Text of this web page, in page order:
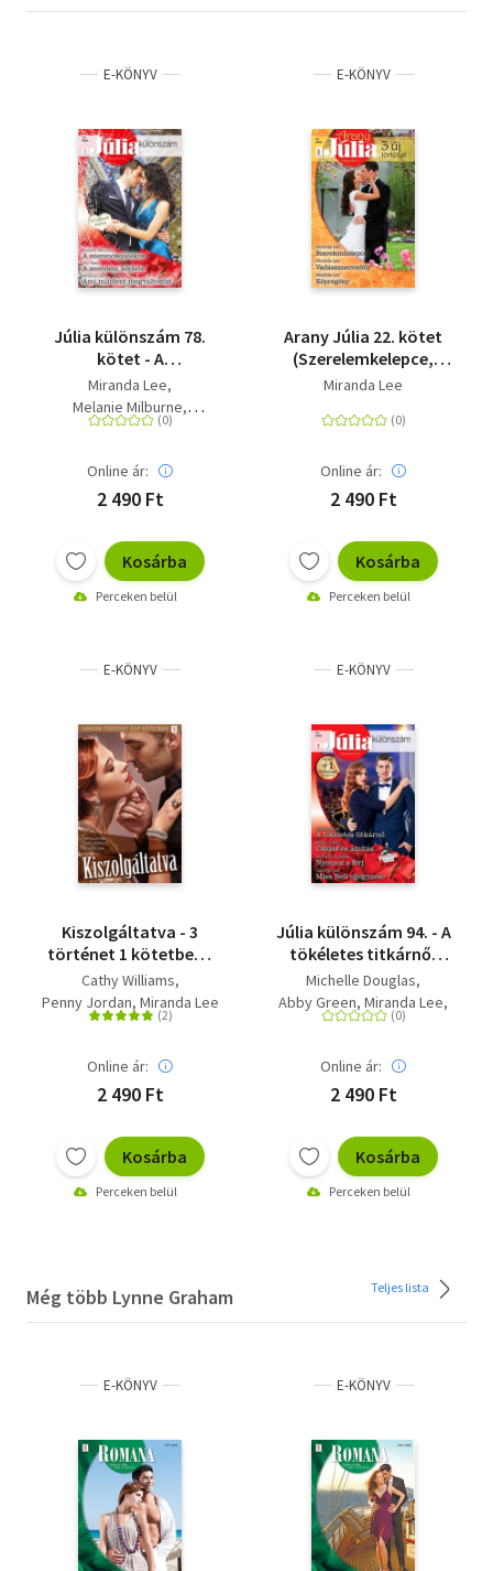
E-KÖNYV
Júlia különszám 78.
kötet - A
szerencsejátékos (A
Caffarelli fivérek 3.), A
szerelem képlete, Ami
megváltoztat
Miranda Lee
Melanie Milburne
Ally Blake
Online ár:
2 490 Ft
Kosárba
Perceken belül
E-KÖNYV
Arany Júlia 22. kötet
(Szerelemkelepce,
Vadászszenvedély,
Miranda Lee
Online ár:
2 490 Ft
Kosárba
Perceken belül
E-KÖNYV
Kiszolgáltatva - 3
történet 1 kötetben -
Engedélyhez kötve,
Szolgálatára, uram!,
Hiteles érzések
Cathy Williams
Penny Jordan Miranda Lee
Online ár:
2 490 Ft
Kosárba
Perceken belül
E-KÖNYV
Júlia különszám 94. - A
tökéletes titkárnő;
Csalás és ámítás;
Nyomoz a férj; Miss
Bell eljegyzése
Michelle Douglas
Abby Green Miranda Lee
Georgie Lee
Online ár:
2 490 Ft
Kosárba
Perceken belül
Még több Lynne Graham Teljes lista
E-KÖNYV E-KÖNYV